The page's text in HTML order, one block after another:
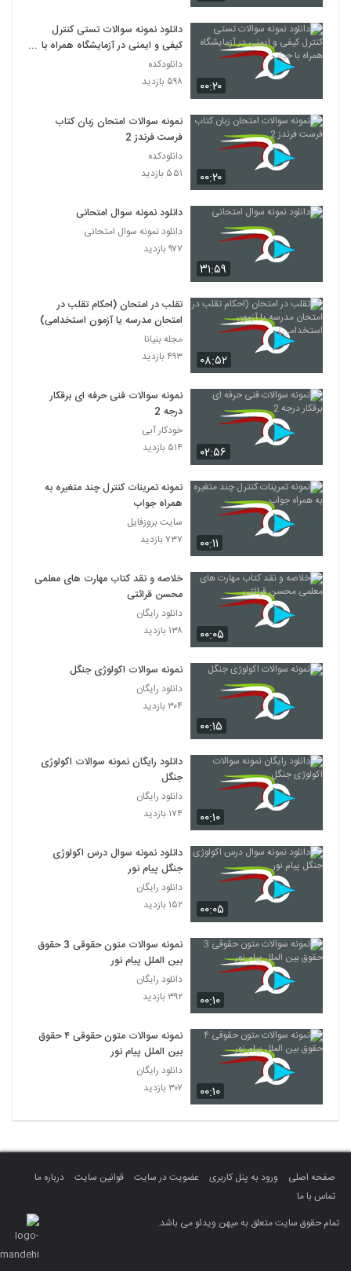
۰۰:۲۰
دانلود نمونه سوالات تستی کنترل
کیفی و ایمنی در آزمایشگاه همراه با
جواب
دانلودکده
۵۹۸ بازدید
۰۰:۲۰
نمونه سوالات امتحان زبان کتاب
فرست فرندز 2
دانلودکده
۵۵۱ بازدید
۳۱:۵۹
دانلود نمونه سوال امتحانی
دانلود نمونه سوال امتحانی
۹۷۷ بازدید
۰۸:۵۲
تقلب در امتحان (احکام تقلب در
امتحان مدرسه یا آزمون استخدامی)
مجله بنیانا
۴۹۳ بازدید
۰۲:۵۶
نمونه سوالات فنی حرفه ای برقکار
درجه 2
خودکار آبی
۵۱۴ بازدید
۰۰:۱۱
نمونه تمرینات کنترل چند متغیره به
همراه جواب
سایت بروزفایل
۷۳۷ بازدید
۰۰:۰۵
خلاصه و نقد کتاب مهارت های معلمی
محسن قرائتی
دانلود رایگان
۱۳۸ بازدید
۰۰:۱۵
نمونه سوالات اکولوژی جنگل
دانلود رایگان
۳۰۴ بازدید
۰۰:۱۰
دانلود رایگان نمونه سوالات اکولوژی
جنگل
دانلود رایگان
۱۷۴ بازدید
۰۰:۰۵
دانلود نمونه سوال درس اکولوژی
جنگل پیام نور
دانلود رایگان
۱۵۲ بازدید
۰۰:۱۰
نمونه سوالات متون حقوقی 3 حقوق
بین الملل پیام نور
دانلود رایگان
۳۹۲ بازدید
۰۰:۱۰
نمونه سوالات متون حقوقی ۴ حقوق
بین الملل پیام نور
دانلود رایگان
۳۰۷ بازدید
صفحه اصلی ورود به پنل کاربری عضویت در سایت قوانین سایت
درباره ما
تماس با ما
تمام حقوق سایت متعلق به میهن ویدئو می باشد.